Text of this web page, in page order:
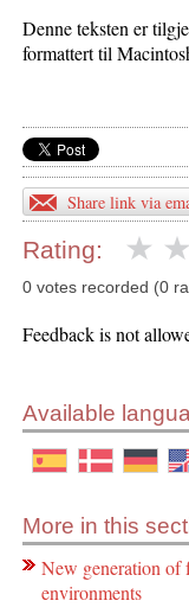
Denne teksten er
formattert til
Share link via
Rating:
0 votes recorded (0
Feedback is not
Available
More in this
New generation of
environments